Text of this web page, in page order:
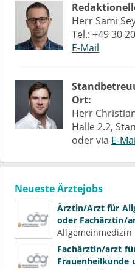
Herr Sami
Tel.: +49 30
E-Mail
Ort:
Herr
Halle 2.2,
oder via E-
Neueste Ärztejobs
Ärztin/Arzt für
oder Fachärztin/
und
Psychiatrie und
Allgemeinmedizin
Fachärztin/arzt
Frauenheilkunde